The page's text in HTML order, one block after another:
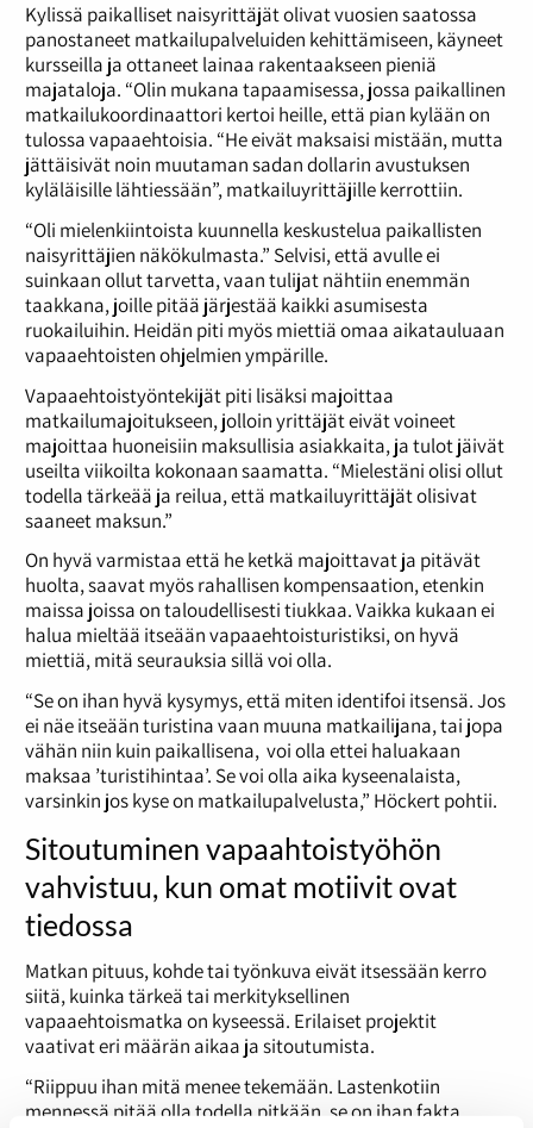
Kylissä paikalliset naisyrittäjät olivat vuosien saatossa
panostaneet matkailupalveluiden kehittämiseen, käyneet
kursseilla ja ottaneet lainaa rakentaakseen pieniä
majataloja. “Olin mukana tapaamisessa, jossa paikallinen
matkailukoordinaattori kertoi heille, että pian kylään on
tulossa vapaaehtoisia. “He eivät maksaisi mistään, mutta
jättäisivät noin muutaman sadan dollarin avustuksen
kyläläisille lähtiessään”, matkailuyrittäjille kerrottiin.
“Oli mielenkiintoista kuunnella keskustelua paikallisten
naisyrittäjien näkökulmasta.” Selvisi, että avulle ei
suinkaan ollut tarvetta, vaan tulijat nähtiin enemmän
taakkana, joille pitää järjestää kaikki asumisesta
ruokailuihin. Heidän piti myös miettiä omaa aikatauluaan
vapaaehtoisten ohjelmien ympärille.
Vapaaehtoistyöntekijät piti lisäksi majoittaa
matkailumajoitukseen, jolloin yrittäjät eivät voineet
majoittaa huoneisiin maksullisia asiakkaita, ja tulot jäivät
useilta viikoilta kokonaan saamatta. “Mielestäni olisi ollut
todella tärkeää ja reilua, että matkailuyrittäjät olisivat
saaneet maksun.”
On hyvä varmistaa että he ketkä majoittavat ja pitävät
huolta, saavat myös rahallisen kompensaation, etenkin
maissa joissa on taloudellisesti tiukkaa. Vaikka kukaan ei
halua mieltää itseään vapaaehtoisturistiksi, on hyvä
miettiä, mitä seurauksia sillä voi olla.
“Se on ihan hyvä kysymys, että miten identifoi itsensä. Jos
ei näe itseään turistina vaan muuna matkailijana, tai jopa
vähän niin kuin paikallisena, voi olla ettei haluakaan
maksaa ’turistihintaa’. Se voi olla aika kyseenalaista,
varsinkin jos kyse on matkailupalvelusta,” Höckert pohtii.
Sitoutuminen vapaahtoistyöhön
vahvistuu, kun omat motiivit ovat
tiedossa
Matkan pituus, kohde tai työnkuva eivät itsessään kerro
siitä, kuinka tärkeä tai merkityksellinen
vapaaehtoismatka on kyseessä. Erilaiset projektit
vaativat eri määrän aikaa ja sitoutumista.
“Riippuu ihan mitä menee tekemään. Lastenkotiin
mennessä pitää olla todella pitkään, se on ihan fakta.